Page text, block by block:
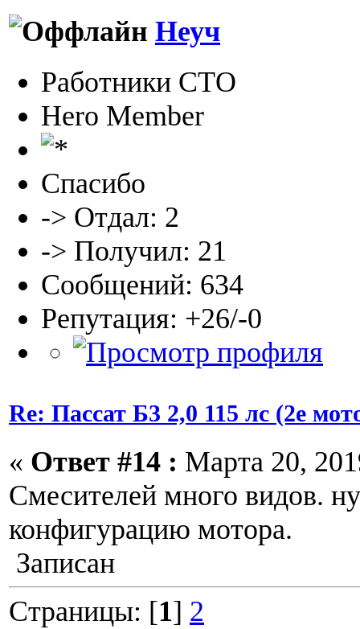
Неуч
Работники СТО
Hero Member
Спасибо
-> Отдал: 2
-> Получил: 21
Сообщений: 634
Репутация: +26/-0
Re: Пассат Б3 2,0 115 лс (2е
« Ответ #14 : Марта 20,
Смесителей много видов.
конфигурацию мотора.
Записан
Страницы: [1] 2